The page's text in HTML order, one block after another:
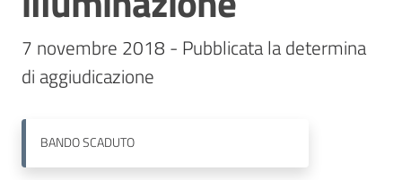
Contatti
7 novembre 2018 - Pubblicata la determina
BANDOSCADUTO